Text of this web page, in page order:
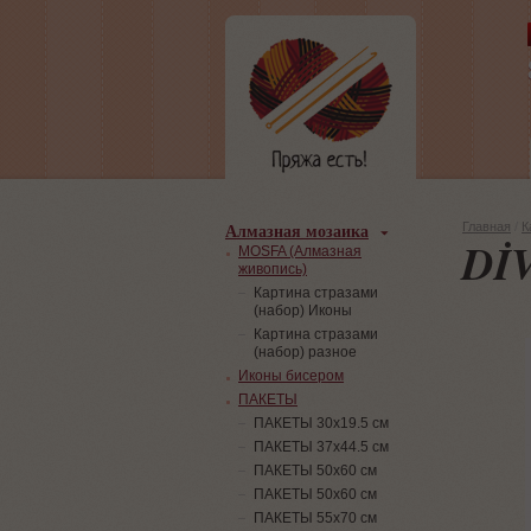
Главная
Алмазная мозаика
MOSFA (Алмазная
живопись)
Картина стразами
(набор) Иконы
Картина стразами
(набор) разное
Иконы бисером
ПАКЕТЫ
ПАКЕТЫ 30х19.5 см
ПАКЕТЫ 37х44.5 см
ПАКЕТЫ 50х60 см
ПАКЕТЫ 50х60 см
ПАКЕТЫ 55х70 см